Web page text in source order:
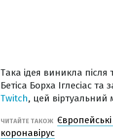
Така ідея виникла
Бетіса Борха Іглесіас
Twitch, цей
ЧИТАЙТЕ ТАКОЖ
коронавірус